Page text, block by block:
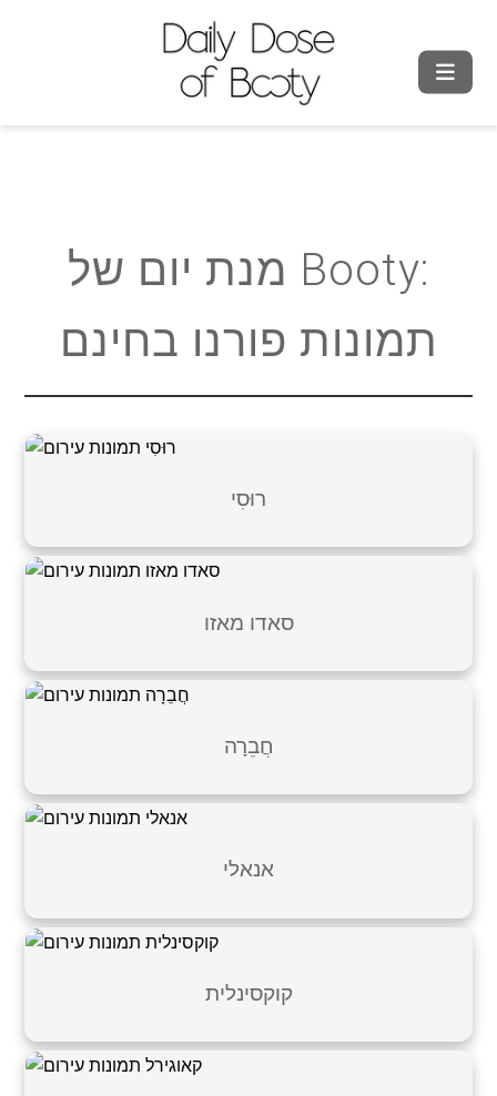
מנת יום של Booty:
תמונות פורנו בחינם
רוּסִי
סאדו מאזו
חֲבֵרָה
אנאלי
קוקסינלית